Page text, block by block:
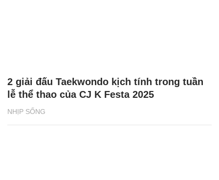
NHỊP SỐNG
2 giải đấu Taekwondo kịch tính trong tuần
lễ thể thao của CJ K Festa 2025